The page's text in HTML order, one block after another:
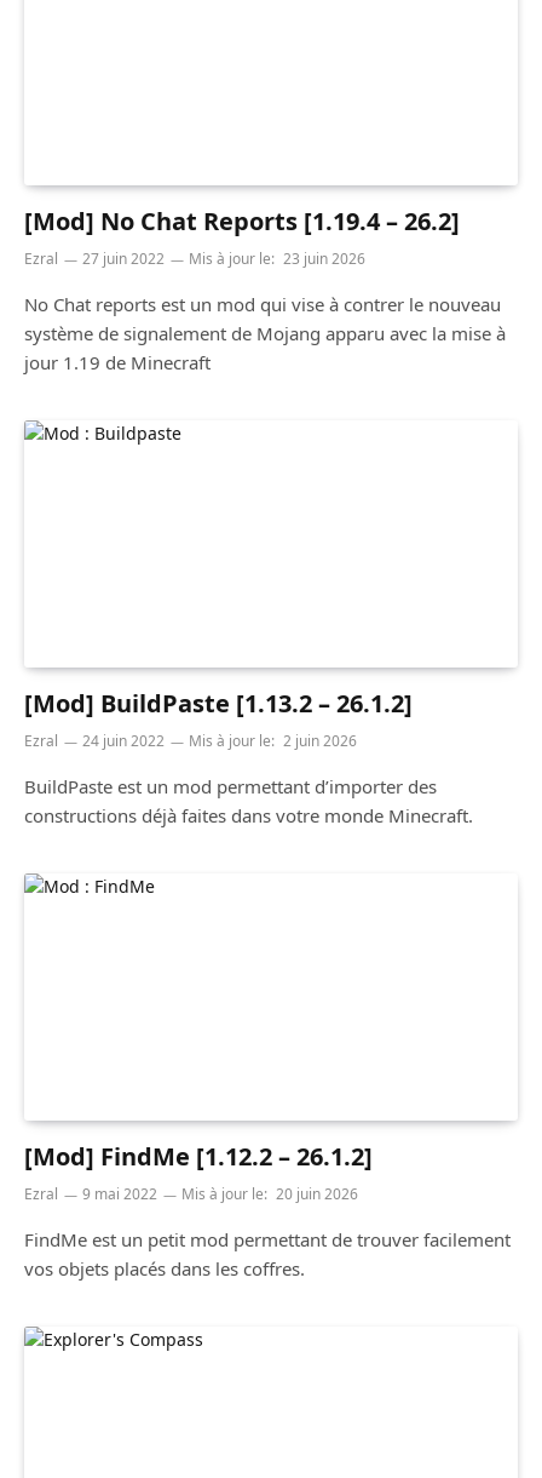
[Mod] No Chat Reports [1.19.4 – 26.2]
Ezral 27 juin 2022 Mis à jour le: 23 juin 2026
No Chat reports est un mod qui vise à contrer le nouveau
système de signalement de Mojang apparu avec la mise à
jour 1.19 de Minecraft
[Mod] BuildPaste [1.13.2 – 26.1.2]
Ezral 24 juin 2022 Mis à jour le: 2 juin 2026
BuildPaste est un mod permettant d’importer des
constructions déjà faites dans votre monde Minecraft.
[Mod] FindMe [1.12.2 – 26.1.2]
Ezral 9 mai 2022 Mis à jour le: 20 juin 2026
FindMe est un petit mod permettant de trouver facilement
vos objets placés dans les coffres.